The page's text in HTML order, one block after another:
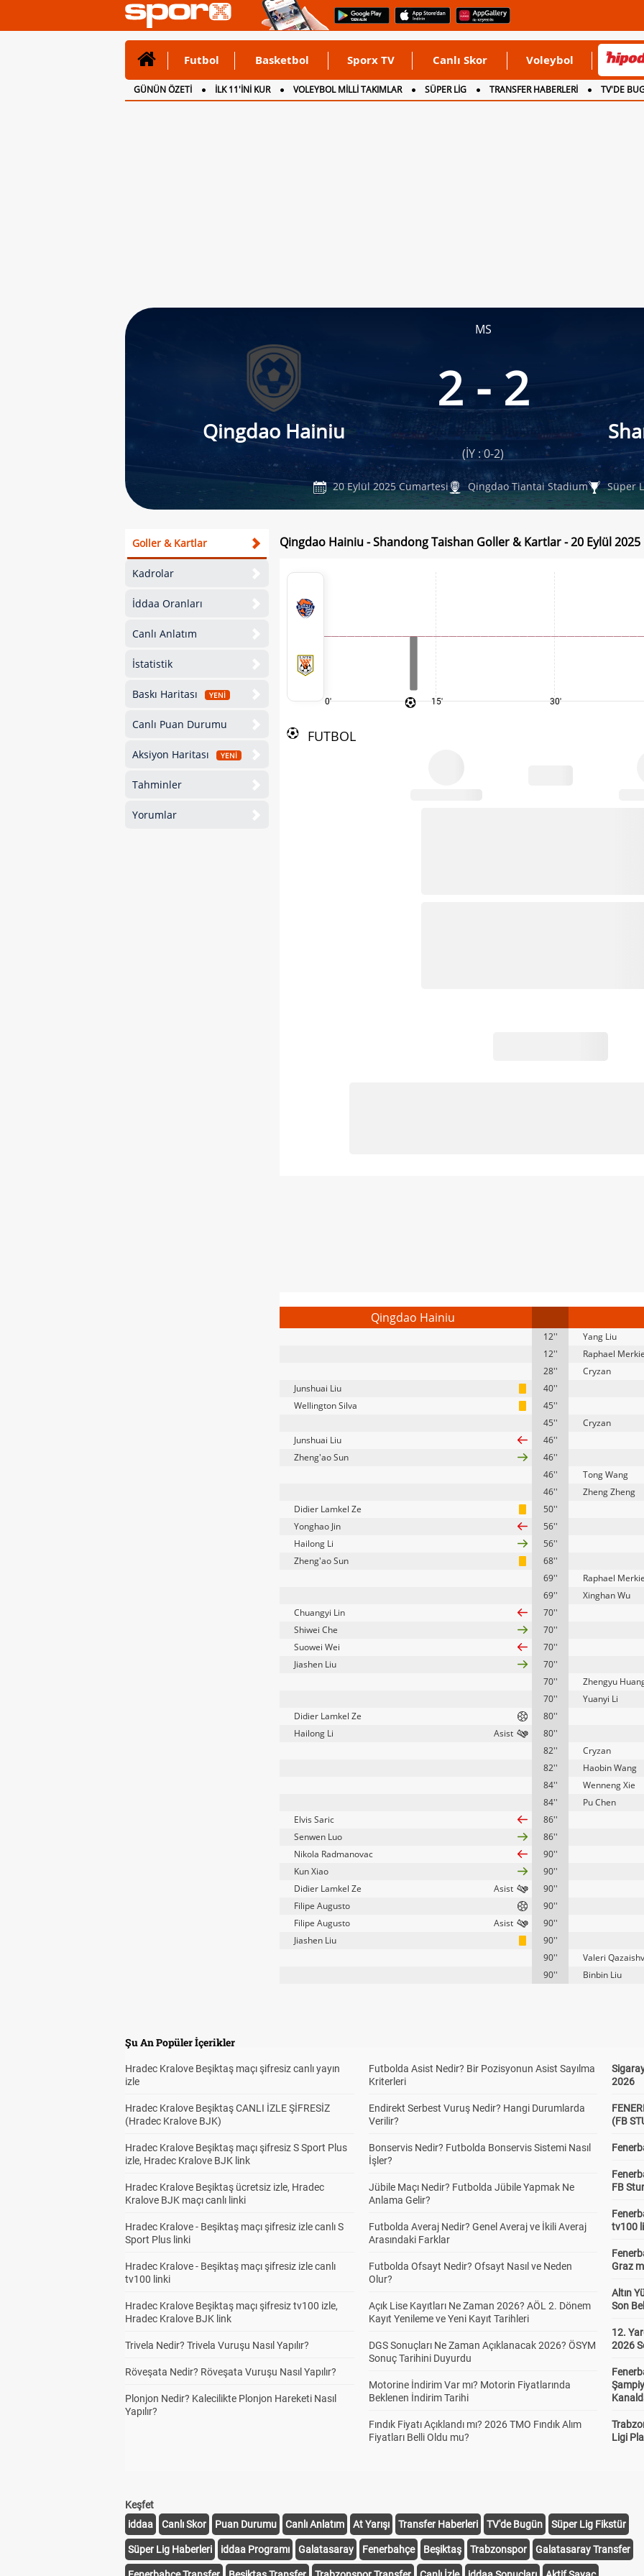
Futbol Basketbol Sporx TV Canlı Skor Voleybol
GÜNÜN ÖZETİ İLK 11'İNİ KUR VOLEYBOL MİLLİ TAKIMLAR SÜPER LİG TRANSFER HABERLERİ
TV'DE
CANLI ANLATIM
İNGİLTERE
MS
Qingdao Hainiu
2 - 2
(İY : 0-2)
20 Eylül 2025 Cumartesi Qingdao Tiantai Stadium Süper
Goller & Kartlar
Kadrolar
İddaa Oranları
Canlı Anlatım
İstatistik
Baskı Haritası YENİ
Canlı Puan Durumu
Aksiyon Haritası YENİ
Tahminler
Yorumlar
Qingdao Hainiu - Shandong Taishan Goller & Kartlar - 20 Eylül
0' 15' 30'
FUTBOL
Qingdao Hainiu
12''
Yang Liu
12''
Raphael
28''
Cryzan
Junshuai Liu
40''
Wellington Silva
45''
45''
Cryzan
Junshuai Liu
46''
Zheng'ao Sun
46''
46''
Tong Wang
46''
Zheng Zheng
Didier Lamkel Ze
50''
Yonghao Jin
56''
Hailong Li
56''
Zheng'ao Sun
68''
69''
Raphael
69''
Xinghan Wu
Chuangyi Lin
70''
Shiwei Che
70''
Suowei Wei
70''
Jiashen Liu
70''
70''
Zhengyu
70''
Yuanyi Li
Didier Lamkel Ze
80''
Hailong Li
80''
82''
Cryzan
82''
Haobin Wang
84''
Wenneng Xie
84''
Pu Chen
Elvis Saric
86''
Senwen Luo
86''
Nikola Radmanovac
90''
Kun Xiao
90''
Didier Lamkel Ze
90''
Filipe Augusto
90''
Filipe Augusto
90''
Jiashen Liu
90''
90''
Valeri
90''
Binbin Liu
Şu An Popüler İçerikler
Hradec Kralove Beşiktaş maçı şifresiz canlı yayın
izle
Hradec Kralove Beşiktaş CANLI İZLE ŞİFRESİZ
(Hradec Kralove BJK)
Hradec Kralove Beşiktaş maçı şifresiz S Sport Plus
izle, Hradec Kralove BJK link
Hradec Kralove Beşiktaş ücretsiz izle, Hradec
Kralove BJK maçı canlı linki
Hradec Kralove - Beşiktaş maçı şifresiz izle canlı S
Sport Plus linki
Hradec Kralove - Beşiktaş maçı şifresiz izle canlı
tv100 linki
Hradec Kralove Beşiktaş maçı şifresiz tv100 izle,
Hradec Kralove BJK link
Trivela Nedir? Trivela Vuruşu Nasıl Yapılır?
Röveşata Nedir? Röveşata Vuruşu Nasıl Yapılır?
Plonjon Nedir? Kalecilikte Plonjon Hareketi Nasıl
Yapılır?
Futbolda Asist Nedir? Bir Pozisyonun Asist Sayılma
Kriterleri
Endirekt Serbest Vuruş Nedir? Hangi Durumlarda
Verilir?
Bonservis Nedir? Futbolda Bonservis Sistemi Nasıl
İşler?
Jübile Maçı Nedir? Futbolda Jübile Yapmak Ne
Anlama Gelir?
Futbolda Averaj Nedir? Genel Averaj ve İkili Averaj
Arasındaki Farklar
Futbolda Ofsayt Nedir? Ofsayt Nasıl ve Neden
Olur?
Açık Lise Kayıtları Ne Zaman 2026? AÖL 2. Dönem
Kayıt Yenileme ve Yeni Kayıt Tarihleri
DGS Sonuçları Ne Zaman Açıklanacak 2026? ÖSYM
Sonuç Tarihini Duyurdu
Motorine İndirim Var mı? Motorin Fiyatlarında
Beklenen İndirim Tarihi
Fındık Fiyatı Açıklandı mı? 2026 TMO Fındık Alım
Fiyatları Belli Oldu mu?
2026
(FB
FB
tv100
Graz
Altın
Son
12.
2026
Ligi
Keşfet
iddaa
Canlı Skor Puan Durumu Canlı Anlatım At Yarışı Transfer Haberleri TV'de Bugün Süper Lig Fikstür
Süper Lig Haberleri iddaa Programı Galatasaray Fenerbahçe Beşiktaş Trabzonspor Galatasaray Transfer